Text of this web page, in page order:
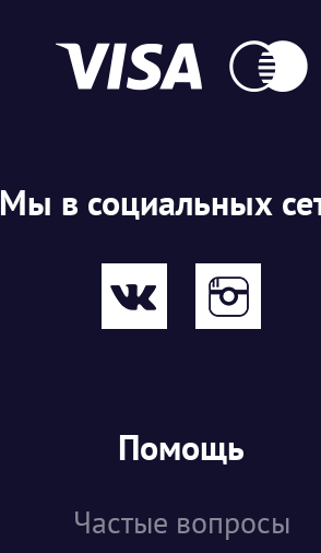
Мы в социальных
Помощь
Частые вопросы